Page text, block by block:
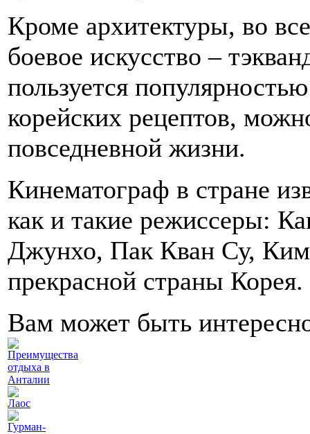
Кроме архитектуры, во
боевое искусство –
пользуется
корейских рецептов,
повседневной жизни.
Кинематограф в стране
как и такие режиссеры:
Джунхо, Пак Кван Су,
прекрасной страны Корея.
Вам может быть
Преимущества
отдыха в
Анталии
Лаос
Гурман-